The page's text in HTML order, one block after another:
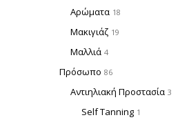
Αρώματα 18
Μακιγιάζ 19
Μαλλιά 4
Πρόσωπο 86
Αντιηλιακή Προστασία 3
Self Tanning 1